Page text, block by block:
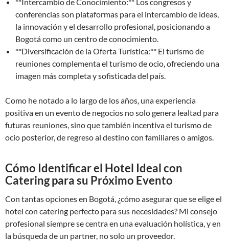
conferencias son plataformas para el intercambio de ideas,
la innovación y el desarrollo profesional, posicionando a
Bogotá como un centro de conocimiento.
**Diversificación de la Oferta Turística:** El turismo de
reuniones complementa el turismo de ocio, ofreciendo una
imagen más completa y sofisticada del país.
Como he notado a lo largo de los años, una experiencia
positiva en un evento de negocios no solo genera lealtad para
futuras reuniones, sino que también incentiva el turismo de
ocio posterior, de regreso al destino con familiares o amigos.
Cómo Identificar el Hotel Ideal con
Catering para su Próximo Evento
Con tantas opciones en Bogotá, ¿cómo asegurar que se elige el
hotel con catering perfecto para sus necesidades? Mi consejo
profesional siempre se centra en una evaluación holística, y en
la búsqueda de un partner, no solo un proveedor.